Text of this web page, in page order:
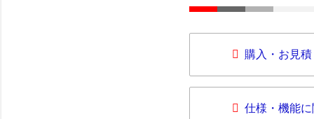
購入・お見
仕様・機能